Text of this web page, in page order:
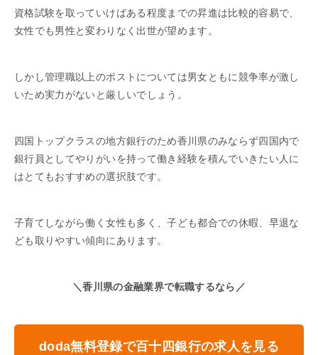
資格試験を取っていけばある程度までの昇進は比較的容易で、
女性でも男性と変わりなく出世が望めます。
しかし管理職以上のポストについては男女ともに競争率が激し
いため実力がないと厳しいでしょう。
四国トップクラスの地方銀行のため香川県のみならず四国内で
銀行員としてやりがいを持って働き経験を積んでいきたい人に
はとてもおすすめの選択肢です。
子育てしながら働く女性も多く、子ども都合での休暇、早退な
ども取りやすい傾向にあります。
＼香川県の金融業界で転職するなら／
doda無料登録で百十四銀行の求人を見る